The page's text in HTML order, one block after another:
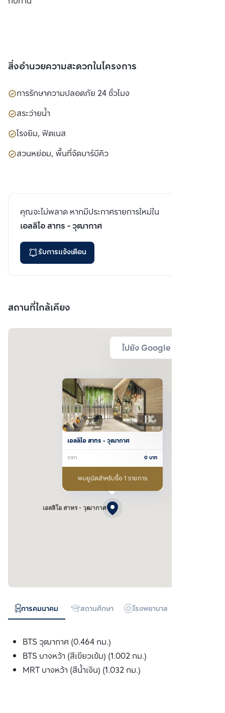
สิ่งอำนวยความสะดวกในโครงการ
การรักษาความปลอดภัย 24 ชั่วโมง
สระว่ายน้ำ
โรงยิม, ฟิตเนส
สวนหย่อม, พื้นที่จัดบาร์บีคิว
คุณจะไม่พลาด หากมีประกาศรายการใหม่ใน
เอลลิโอ สาทร - วุฒากาศ
รับการแจ้งเตือน
สถานที่ใกล้เคียง
ไปยัง Google Map
เอลลิโอ สาทร - วุฒากาศ
เอลลิโอ สาทร - วุฒากาศ
ราคา 0บาท
พบยูนิตสำหรับซื้อ 1 รายการ
การคมนาคม สถานศึกษา โรงพยาบาล
BTS วุฒากาศ (0.464 กม.)
BTS บางหว้า (สีเขียวเข้ม) (1.002 กม.)
MRT บางหว้า (สีน้ำเงิน) (1.032 กม.)